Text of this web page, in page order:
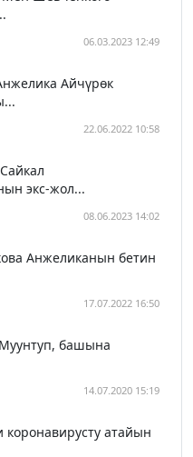
06.03.2023 12:49
Айчүрөк
22.06.2022 10:58
экс-жол...
08.06.2023 14:02
Анжеликанын бетин
17.07.2022 16:50
башына
14.07.2020 15:19
коронавирусту атайын